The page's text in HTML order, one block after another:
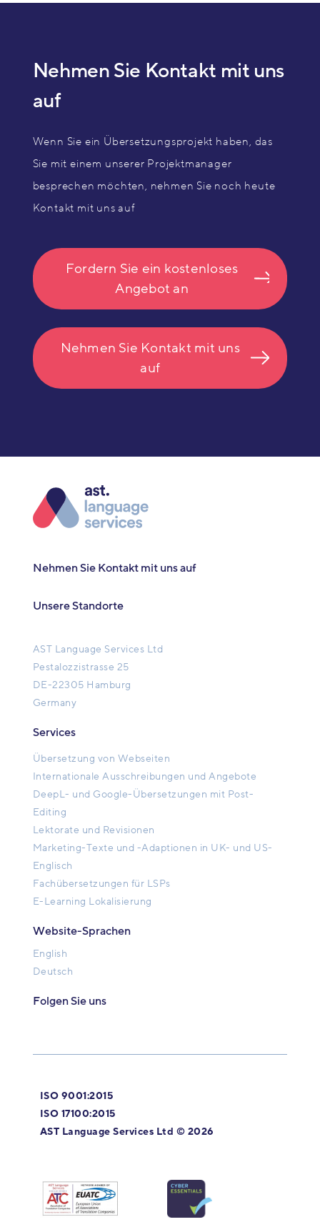
Nehmen Sie Kontakt mit uns
auf
Wenn Sie ein Übersetzungsprojekt haben, das
Sie mit einem unserer Projektmanager
besprechen möchten, nehmen Sie noch heute
Kontakt mit uns auf
Fordern Sie ein kostenloses
Angebot an
Nehmen Sie Kontakt mit uns
auf
Nehmen Sie Kontakt mit uns auf
Unsere Standorte
AST Language Services Ltd
Pestalozzistrasse 25
DE-22305 Hamburg
Germany
Services
Übersetzung von Webseiten
Internationale Ausschreibungen und Angebote
DeepL- und Google-Übersetzungen mit Post-
Editing
Lektorate und Revisionen
Marketing-Texte und -Adaptionen in UK- und US-
Englisch
Fachübersetzungen für LSPs
E-Learning Lokalisierung
Website-Sprachen
English
Deutsch
Folgen Sie uns
ISO 9001:2015
ISO 17100:2015
AST Language Services Ltd © 2026